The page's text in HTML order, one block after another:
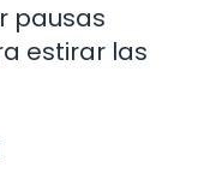
pausas
estirar las